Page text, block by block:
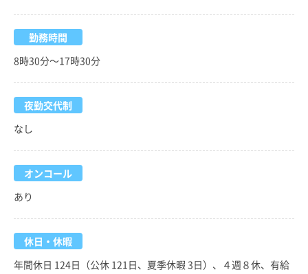
勤務時間
8時30分～17時30分
夜勤交代制
なし
オンコール
あり
休日・休暇
年間休日 124日（公休 121日、夏季休暇 3日）、４週８休、有給